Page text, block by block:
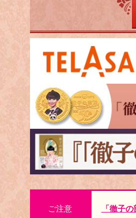
ご注意 「徹子